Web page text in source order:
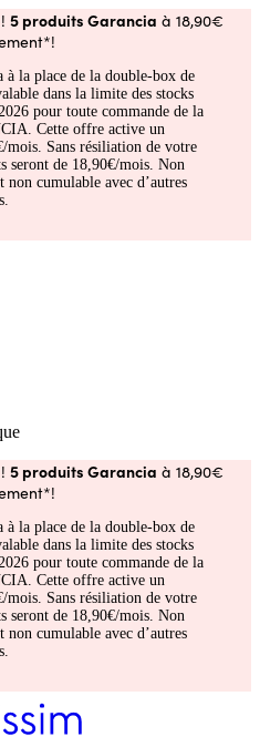
5 produits Garancia à 18,90€
à la place de la double-box de
dans la limite des stocks
pour toute commande de la
Cette offre active un
mois. Sans résiliation de votre
seront de 18,90€/mois. Non
non cumulable avec d’autres
5 produits Garancia à 18,90€
à la place de la double-box de
dans la limite des stocks
pour toute commande de la
Cette offre active un
mois. Sans résiliation de votre
seront de 18,90€/mois. Non
non cumulable avec d’autres